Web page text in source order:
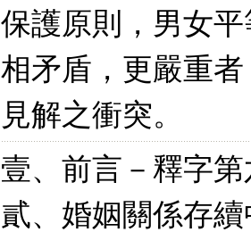
保護原則，男女
相矛盾，更嚴重
見解之衝突。
壹、前言－釋字
貳、婚姻關係存